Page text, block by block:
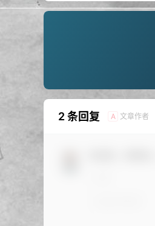
2 条回复 A 文章作者